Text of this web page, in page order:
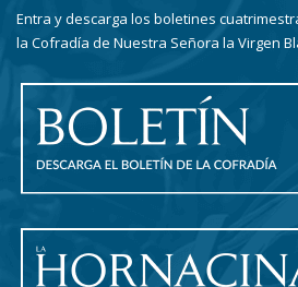
Entra y descarga los boletines
la Cofradía de Nuestra Señora la Virgen